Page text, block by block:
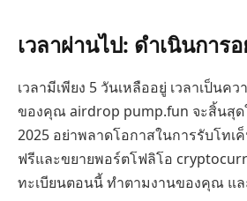
เวลาผ่านไป: ดำเนินการ
เวลามีเพียง 5 วันเหลืออยู่ เวลาเป็น
ของคุณ airdrop pump.fun จะสิ้นสุ
2025 อย่าพลาดโอกาสในการรับโทเ
ฟรีและขยายพอร์ตโฟลิโอ
ทะเบียนตอนนี้ ทำตามงานของคุณ แ